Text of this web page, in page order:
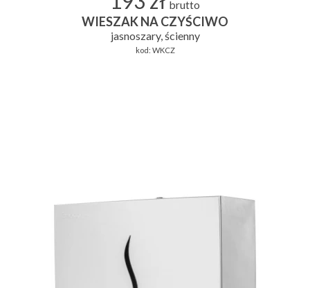
brutto
WIESZAK NA CZYŚCIWO
jasnoszary, ścienny
kod: WKCZ